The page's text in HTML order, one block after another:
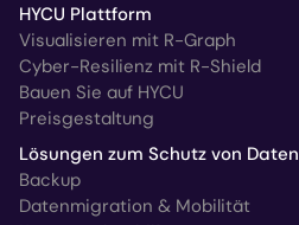
HYCU Plattform
Visualisieren mit R-Graph
Cyber-Resilienz mit R-Shield
Bauen Sie auf HYCU
Preisgestaltung
Lösungen zum Schutz von Daten
Backup
Datenmigration & Mobilität